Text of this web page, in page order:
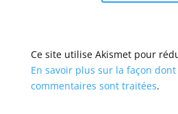
Ce site utilise Akismet pour
En savoir plus sur la façon
commentaires sont traitées.